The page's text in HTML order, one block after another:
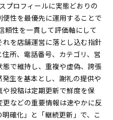
依頼文テンプレートを公開
ル最適化と投稿運用の裏ワ
タの活用で選ばれるプロ
ツで来店UPを叶える成功パ
ン強化でブレない土台を
プロフィールに実態どおりの
性を最優先に運用することで
頼性を一貫して評価軸にして
を店舗運営に落とし込む指針
所、電話番号、カテゴリ、営
で維持し、重複や虚偽、誇張
生を基本とし、謝礼の提供や
投稿は定期更新で鮮度を保
などの重要情報は速やかに反
確化」と「継続更新」で、こ